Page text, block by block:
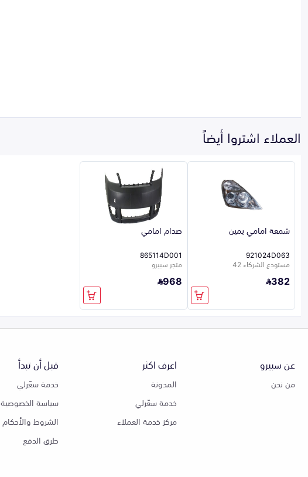
العملاء اشتروا أيضاً
شمعة امامي يمين
921024D063
مستودع الشركاء 42
382
صدام امامي
865114D001
متجر سبيرو
968
عن سبيرو
من نحن
اعرف اكثر
المدونة
خدمة سعّرلي
مركز خدمة العملاء
قبل أن تبدأ
خدمة سعّرلي
سياسة الخصوصية
الشروط والأحكام
طرق الدفع